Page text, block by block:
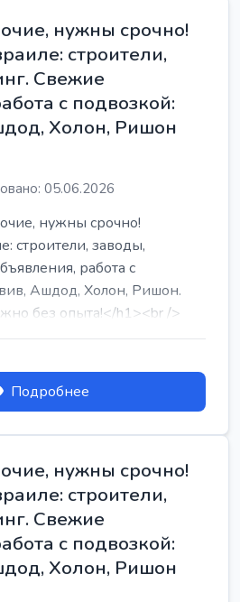
нужны срочно!
строители,
Свежие
с подвозкой:
Холон, Ришон
05.06.2026
нужны срочно!
строители, заводы,
работа с
Ашдод, Холон, Ришон.
без опыта!</h1><br />
Подробнее
нужны срочно!
строители,
Свежие
с подвозкой:
Холон, Ришон